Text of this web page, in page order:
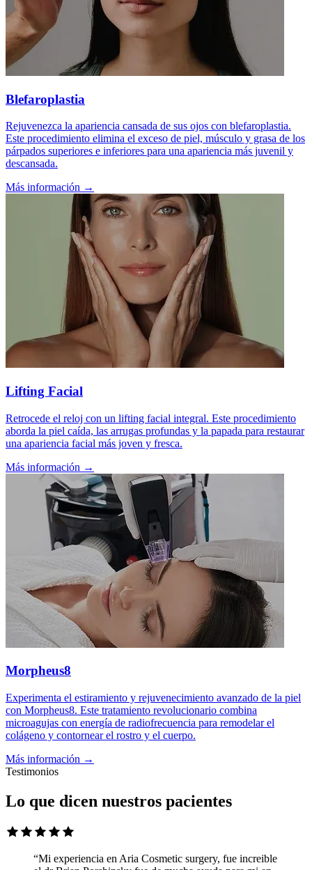
Blefaroplastia
Rejuvenezca la apariencia cansada de sus ojos con blefaroplastia.
Este procedimiento elimina el exceso de piel, músculo y grasa de los
párpados superiores e inferiores para una apariencia más juvenil y
descansada.
Más información →
Lifting Facial
Retrocede el reloj con un lifting facial integral. Este procedimiento
aborda la piel caída, las arrugas profundas y la papada para restaurar
una apariencia facial más joven y fresca.
Más información →
Morpheus8
Experimenta el estiramiento y rejuvenecimiento avanzado de la piel
con Morpheus8. Este tratamiento revolucionario combina
microagujas con energía de radiofrecuencia para remodelar el
colágeno y contornear el rostro y el cuerpo.
Más información →
Testimonios
Lo que dicen nuestros pacientes
“Mi experiencia en Aria Cosmetic surgery, fue increible